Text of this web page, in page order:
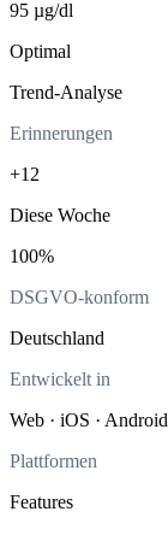
95 µg/dl
Optimal
Trend-Analyse
Erinnerungen
+12
Diese Woche
100%
DSGVO-konform
Deutschland
Entwickelt in
Web · iOS · Android
Plattformen
Features